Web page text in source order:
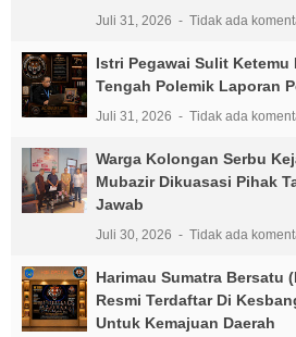
Juli 31, 2026 Tidak ada
Istri Pegawai Sulit Ketemu
Tengah Polemik Laporan
Juli 31, 2026 Tidak ada
Warga Kolongan Serbu
Mubazir Dikuasasi Pihak
Jawab
Juli 30, 2026 Tidak ada
Harimau Sumatra Bersatu
Resmi Terdaftar Di
Untuk Kemajuan Daerah